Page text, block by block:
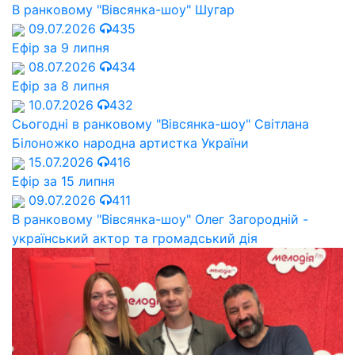
В ранковому "Вівсянка-шоу" Шугар
09.07.2026
435
Ефір за 9 липня
08.07.2026
434
Ефір за 8 липня
10.07.2026
432
Сьогодні в ранковому "Вівсянка-шоу" Cвітлана
Білоножко народна артистка України
15.07.2026
416
Ефір за 15 липня
09.07.2026
411
В ранковому "Вівсянка-шоу" Олег Загородній -
український актор та громадський дія